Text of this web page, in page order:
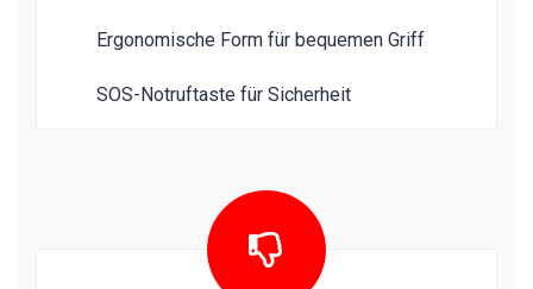
Ergonomische Form für bequemen Griff
SOS-Notruftaste für Sicherheit